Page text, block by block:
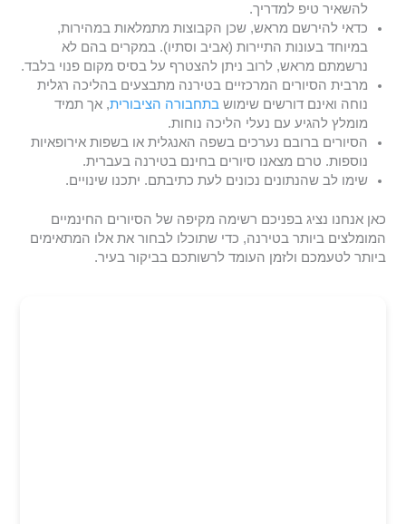
להשאיר טיפ למדריך.
כדאי להירשם מראש, שכן הקבוצות מתמלאות במהירות,
במיוחד בעונות התיירות (אביב וסתיו). במקרים בהם לא
נרשמתם מראש, לרוב ניתן להצטרף על בסיס מקום פנוי בלבד.
מרבית הסיורים המרכזיים בטירנה מתבצעים בהליכה רגלית
נוחה ואינם דורשים שימוש בתחבורה הציבורית, אך תמיד
מומלץ להגיע עם נעלי הליכה נוחות.
הסיורים ברובם נערכים בשפה האנגלית או בשפות אירופאיות
נוספות. טרם מצאנו סיורים בחינם בטירנה בעברית.
שימו לב שהנתונים נכונים לעת כתיבתם. יתכנו שינויים.
כאן אנחנו נציג בפניכם רשימה מקיפה של הסיורים החינמיים
המומלצים ביותר בטירנה, כדי שתוכלו לבחור את אלו המתאימים
ביותר לטעמכם ולזמן העומד לרשותכם בביקור בעיר.